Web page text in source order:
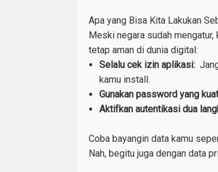
Apa yang Bisa Kita Lakukan
Meski negara sudah
tetap aman di dunia digital:
Selalu cek izin aplikasi:
kamu install.
Gunakan password yang
Aktifkan autentikasi dua
Coba bayangin data kamu
Nah, begitu juga dengan data